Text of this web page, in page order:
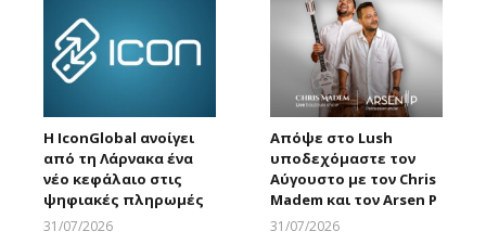
Η IconGlobal ανοίγει
από τη Λάρνακα ένα
νέο κεφάλαιο στις
ψηφιακές πληρωμές
31/07/2026
Απόψε στο Lush
υποδεχόμαστε τον
Αύγουστο με τον Chris
Madem και τον Arsen P
31/07/2026